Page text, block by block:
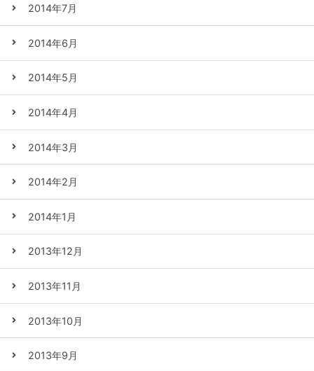
2014年7月
2014年6月
2014年5月
2014年4月
2014年3月
2014年2月
2014年1月
2013年12月
2013年11月
2013年10月
2013年9月